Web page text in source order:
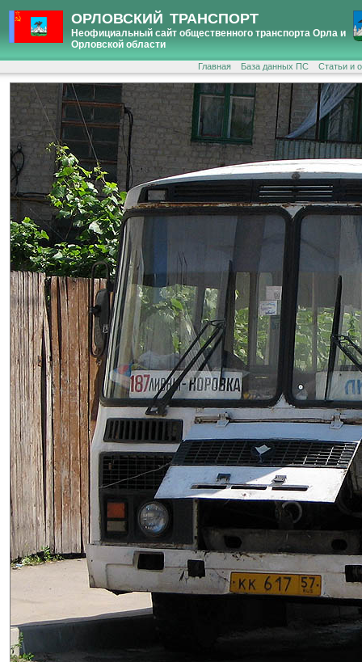
ОРЛОВСКИЙ ТРАНСПОРТ
Неофициальный сайт общественного транспорта Орла и
Орловской области
Главная База данных ПС Статьи и